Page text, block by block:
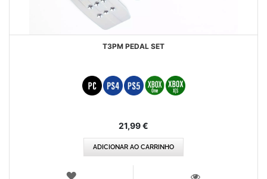
T3PM PEDAL SET
21,99 €
ADICIONAR AO CARRINHO
LISTA